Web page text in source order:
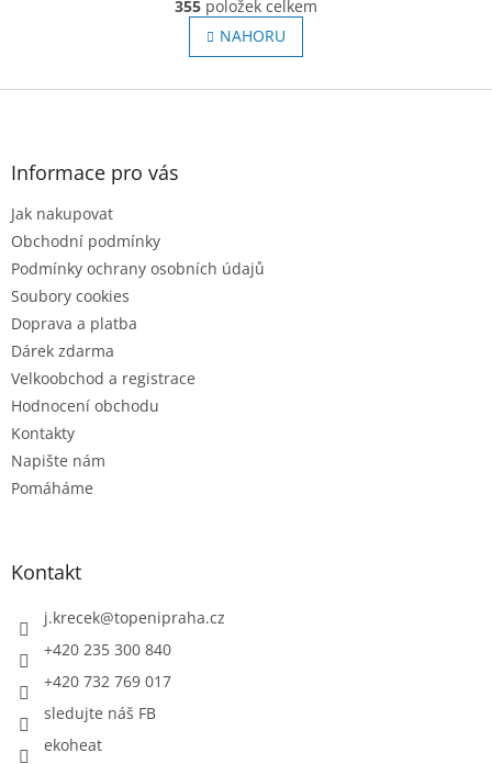
O
v
l
d
y
v
á
n
k
v
355 položek celkem
NAHORU
Z
Informace pro vás
Jak nakupovat
Obchodní podmínky
Podmínky ochrany osobních údajů
Soubory cookies
Doprava a platba
Dárek zdarma
Velkoobchod a registrace
Hodnocení obchodu
Kontakty
Napište nám
Pomáháme
Kontakt
j.krecek@topenipraha.cz
+420 235 300 840
+420 732 769 017
sledujte náš FB
ekoheat